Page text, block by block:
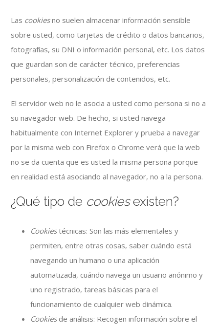
Las cookiesno suelen almacenar información sensible
sobre usted, como tarjetas de crédito o datos bancarios,
fotografías, su DNI o información personal, etc. Los datos
que guardan son de carácter técnico, preferencias
personales, personalización de contenidos, etc.
El servidor web no le asocia a usted como persona si no a
su navegador web. De hecho, si usted navega
habitualmente con Internet Explorer y prueba a navegar
por la misma web con Firefox o Chrome verá que la web
no se da cuenta que es usted la misma persona porque
en realidad está asociando al navegador, no a la persona.
¿Qué tipo de cookiesexisten?
Cookiestécnicas: Son las más elementales y
permiten, entre otras cosas, saber cuándo está
navegando un humano o una aplicación
automatizada, cuándo navega un usuario anónimo y
uno registrado, tareas básicas para el
funcionamiento de cualquier web dinámica.
Cookiesde análisis: Recogen información sobre el